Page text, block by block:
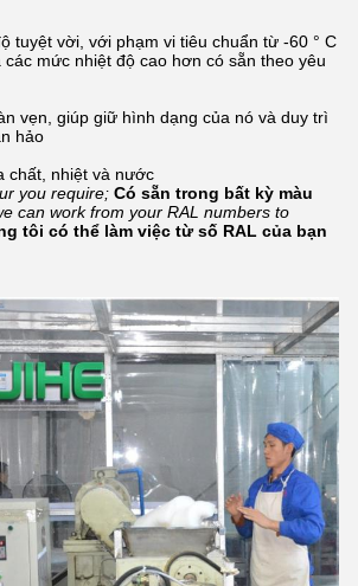
tuyệt vời, với phạm vi tiêu chuẩn từ -60 ° C
các mức nhiệt độ cao hơn có sẵn theo yêu
vẹn, giúp giữ hình dạng của nó và duy trì
hảo
chất, nhiệt và nước
you require; Có sẵn trong bất kỳ màu
can work from your RAL numbers to
tôi có thể làm việc từ số RAL của bạn